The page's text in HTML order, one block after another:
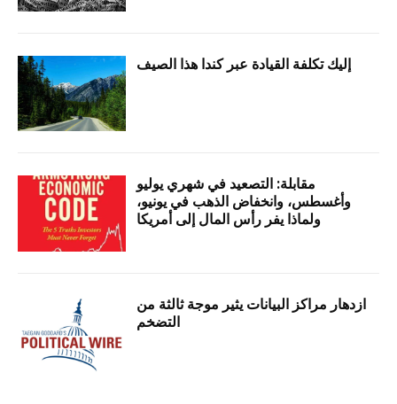
إليك تكلفة القيادة عبر كندا هذا الصيف
مقابلة: التصعيد في شهري يوليو
وأغسطس، وانخفاض الذهب في يونيو،
ولماذا يفر رأس المال إلى أمريكا
ازدهار مراكز البيانات يثير موجة ثالثة من
التضخم